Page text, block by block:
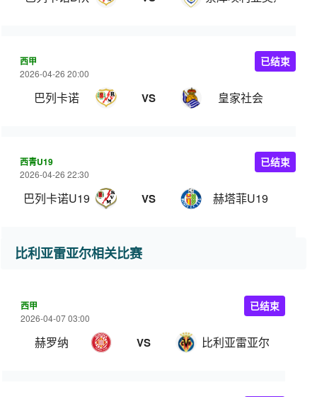
西甲
2026-04-26 20:00
巴列卡诺 VS 皇家社会
已结束
西青U19
2026-04-26 22:30
巴列卡诺U19 VS 赫塔菲U19
已结束
比利亚雷亚尔相关比赛
西甲
2026-04-07 03:00
赫罗纳 VS 比利亚雷亚尔
已结束